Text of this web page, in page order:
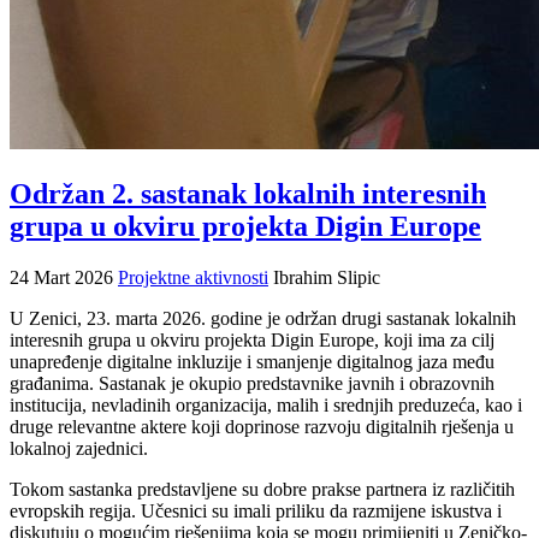
Održan 2. sastanak lokalnih interesnih
grupa u okviru projekta Digin Europe
24 Mart 2026 Projektne aktivnosti Ibrahim Slipic
U Zenici, 23. marta 2026. godine je održan drugi sastanak lokalnih
interesnih grupa u okviru projekta Digin Europe, koji ima za cilj
unapređenje digitalne inkluzije i smanjenje digitalnog jaza među
građanima. Sastanak je okupio predstavnike javnih i obrazovnih
institucija, nevladinih organizacija, malih i srednjih preduzeća, kao i
druge relevantne aktere koji doprinose razvoju digitalnih rješenja u
lokalnoj zajednici.
Tokom sastanka predstavljene su dobre prakse partnera iz različitih
evropskih regija. Učesnici su imali priliku da razmijene iskustva i
diskutuju o mogućim rješenjima koja se mogu primijeniti u Zeničko-